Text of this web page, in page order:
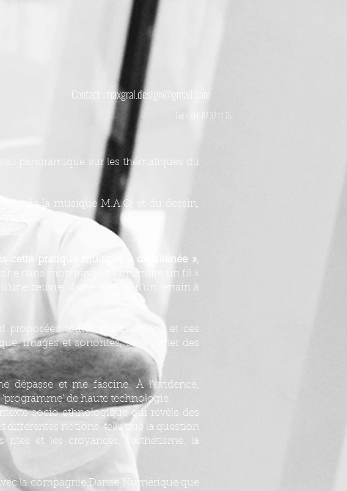
Contact : maxgral.design@gmail.com
Tel: +33 6 87 37 11 75
panoramique sur les thématiques du
de la musique M.A.O, et du dessin,
cette pratique multiple, « désaliénée »,
dans mon travail à construire un fil «
œuvre, d’une idée, et d’un terrain à
proposées toutes ces créations et ces
images et sonorités, sans parler des
dépasse et me fascine. À l’évidence,
'programme' de haute technologie.
socio ethnologique qui révèle des
différentes notions, telle que la question
rites et les croyances, l’esthétisme, la
la compagnie Danse Numérique que